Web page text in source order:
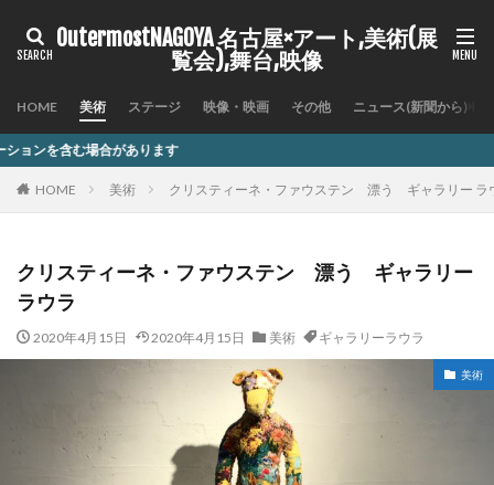
OutermostNAGOYA 名古屋×アート,美術(展
覧会),舞台,映像
HOME 美術 ステージ 映像・映画 その他 ニュース(新聞から)
HOME 美術 クリスティーネ・ファウステン 漂う ギャラリー ラ
クリスティーネ・ファウステン 漂う ギャラリー
ラウラ
2020年4月15日 2020年4月15日 美術 ギャラリーラウラ
美術